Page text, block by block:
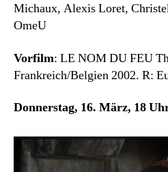
Michaux, Alexis Loret,
OmeU
Vorfilm: LE NOM DU FEU
Frankreich/Belgien 2002. R:
Donnerstag, 16. März, 18